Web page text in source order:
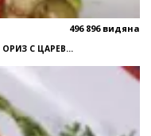
496 896 видяна
С ЦАРЕВ...